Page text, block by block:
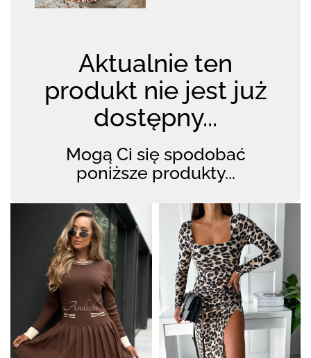
Aktualnie ten
produkt nie jest już
dostępny...
Mogą Ci się spodobać
poniższe produkty...